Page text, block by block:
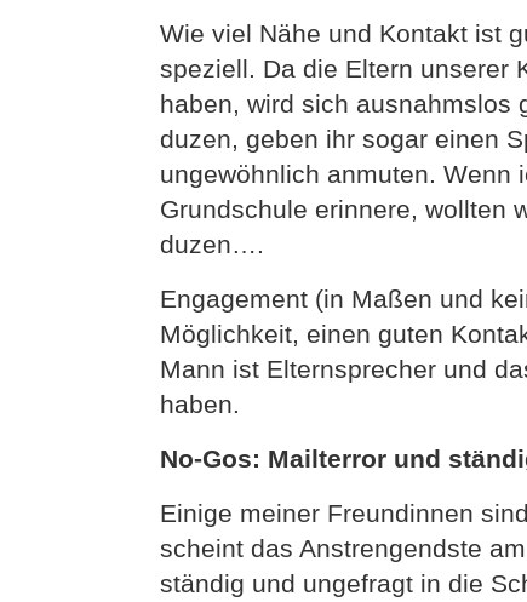
Wie viel Nähe und Kontakt ist
speziell. Da die Eltern unserer
haben, wird sich ausnahmslos
duzen, geben ihr sogar einen
ungewöhnlich anmuten. Wenn
Grundschule erinnere, wollten
duzen….
Engagement (in Maßen und
Möglichkeit, einen guten
Mann ist Elternsprecher und
haben.
No-Gos: Mailterror und
Einige meiner Freundinnen
scheint das Anstrengendste
ständig und ungefragt in die